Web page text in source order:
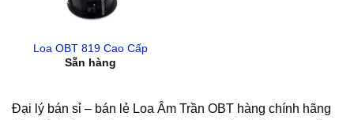
Loa OBT 819 Cao Cấp
Sẵn hàng
Đại lý bán sỉ – bán lẻ Loa Âm Trần OBT hàng chính hãng